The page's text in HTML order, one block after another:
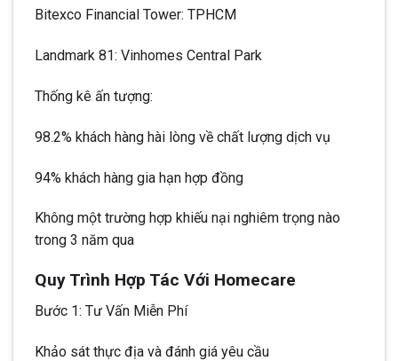
Bitexco Financial Tower: TPHCM
Landmark 81: Vinhomes Central Park
Thống kê ấn tượng:
98.2% khách hàng hài lòng về chất lượng dịch vụ
94% khách hàng gia hạn hợp đồng
Không một trường hợp khiếu nại nghiêm trọng nào
trong 3 năm qua
Quy Trình Hợp Tác Với Homecare
Bước 1: Tư Vấn Miễn Phí
Khảo sát thực địa và đánh giá yêu cầu